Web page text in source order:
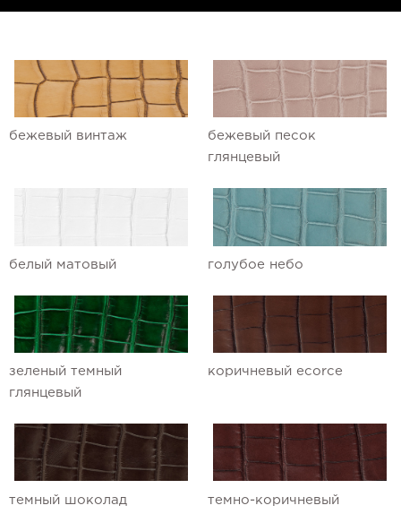
бежевый винтаж
бежевый песок
глянцевый
белый матовый голубое небо
зеленый темный
глянцевый
коричневый ecorce
темный шоколад
темно-коричневый
Ремешки для часов Vacheron
Constantin
Ремешки для часов Zenith